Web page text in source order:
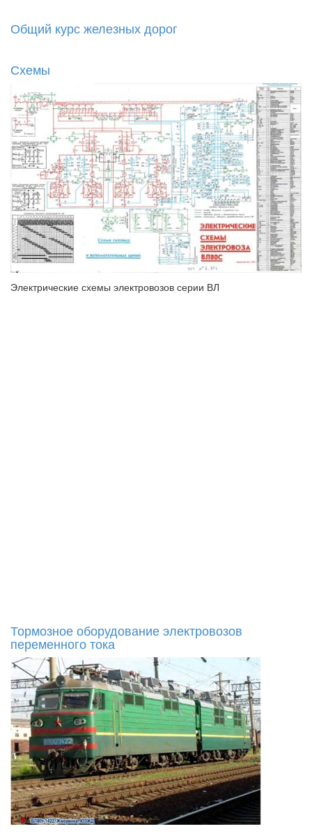
Общий курс железных дорог
Схемы
Электрические схемы электровозов серии ВЛ
Тормозное оборудование электровозов
переменного тока